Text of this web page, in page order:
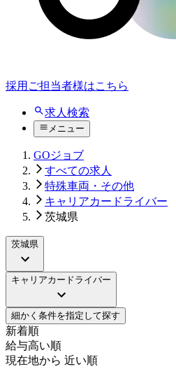
採用ご担当者様はこちら
求人検索
メニュー
GOジョブ
すべての求人
特殊車両・その他
キャリアカードライバー
茨城県
茨城県
キャリアカードライバー
細かく条件を指定して探す
新着順
給与高い順
現在地から 近い順